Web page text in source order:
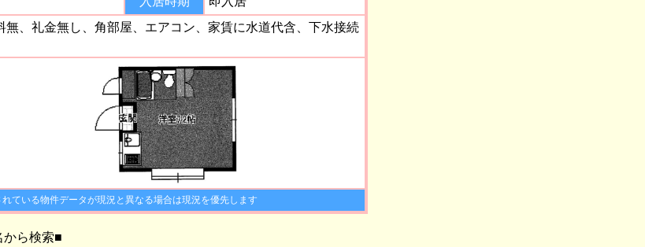
無、礼金無し、角部屋、エアコン、家賃に水道代含、下水接続
れている物件データが現況と異なる場合は現況を優先します
から検索■